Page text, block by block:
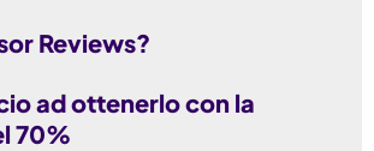
Reviews?
ad ottenerlo con la
70%